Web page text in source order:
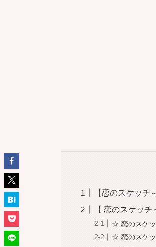
【恋のスケッチ
【 恋のスケッ
☆ 恋のスケ
☆ 恋のスケ